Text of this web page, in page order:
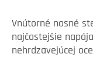
Vnútorné nosné
najčastejšie
nehrdzavejúcej